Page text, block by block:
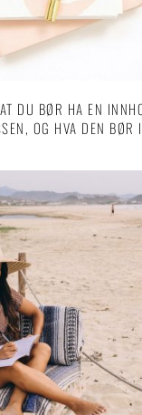
DU BØR HA EN
OG HVA DEN BØR